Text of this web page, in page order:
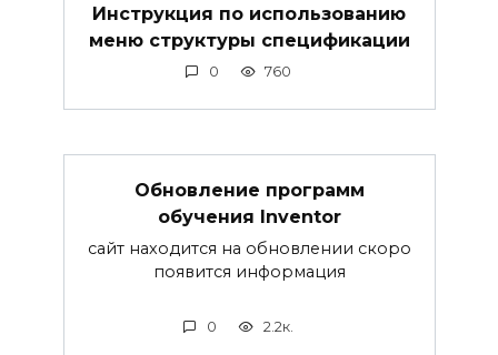
Инструкция по использованию
меню структуры спецификации
0 760
Обновление программ
обучения Inventor
сайт находится на обновлении скоро
появится информация
0 2.2к.